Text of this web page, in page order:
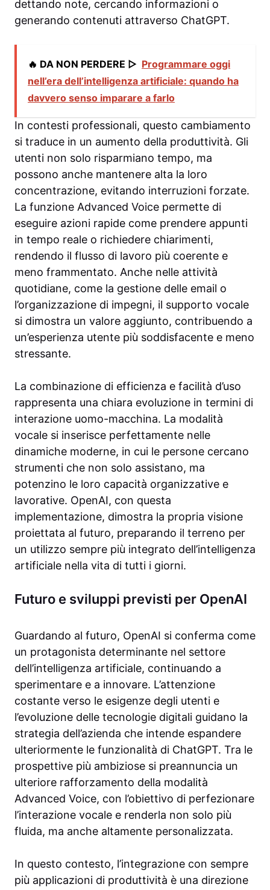
dettando note, cercando informazioni o
generando contenuti attraverso ChatGPT.
🔥 DA NON PERDERE ▷ Programmare oggi
nell’era dell’intelligenza artificiale: quando ha
davvero senso imparare a farlo
In contesti professionali, questo cambiamento
si traduce in un aumento della produttività. Gli
utenti non solo risparmiano tempo, ma
possono anche mantenere alta la loro
concentrazione, evitando interruzioni forzate.
La funzione Advanced Voice permette di
eseguire azioni rapide come prendere appunti
in tempo reale o richiedere chiarimenti,
rendendo il flusso di lavoro più coerente e
meno frammentato. Anche nelle attività
quotidiane, come la gestione delle email o
l’organizzazione di impegni, il supporto vocale
si dimostra un valore aggiunto, contribuendo a
un’esperienza utente più soddisfacente e meno
stressante.
La combinazione di efficienza e facilità d’uso
rappresenta una chiara evoluzione in termini di
interazione uomo-macchina. La modalità
vocale si inserisce perfettamente nelle
dinamiche moderne, in cui le persone cercano
strumenti che non solo assistano, ma
potenzino le loro capacità organizzative e
lavorative. OpenAI, con questa
implementazione, dimostra la propria visione
proiettata al futuro, preparando il terreno per
un utilizzo sempre più integrato dell’intelligenza
artificiale nella vita di tutti i giorni.
Futuro e sviluppi previsti per OpenAI
Guardando al futuro, OpenAI si conferma come
un protagonista determinante nel settore
dell’intelligenza artificiale, continuando a
sperimentare e a innovare. L’attenzione
costante verso le esigenze degli utenti e
l’evoluzione delle tecnologie digitali guidano la
strategia dell’azienda che intende espandere
ulteriormente le funzionalità di ChatGPT. Tra le
prospettive più ambiziose si preannuncia un
ulteriore rafforzamento della modalità
Advanced Voice, con l’obiettivo di perfezionare
l’interazione vocale e renderla non solo più
fluida, ma anche altamente personalizzata.
In questo contesto, l’integrazione con sempre
più applicazioni di produttività è una direzione